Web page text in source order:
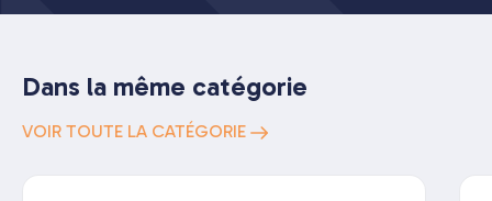
Dans la même catégorie
VOIR TOUTE LA CATÉGORIE